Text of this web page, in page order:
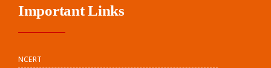
Important Links
NCERT